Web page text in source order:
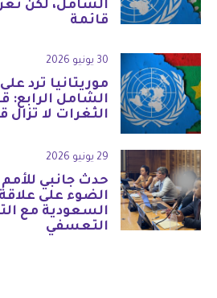
الشامل، لكن
قائمة
30 يونيو 2026
موريتانيا ترد
الثغرات لا تزال
29 يونيو 2026
حدث جانبي
الضوء على
السعودية مع
التعسفي